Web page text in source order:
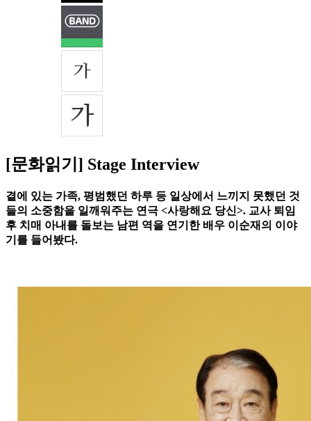
[문화읽기] Stage Interview
곁에 있는 가족, 평범했던 하루 등 일상에서 느끼지 못했던 것
들의 소중함을 일깨워주는 연극 <사랑해요 당신>. 교사 퇴임
후 치매 아내를 돌보는 남편 역을 연기한 배우 이순재의 이야
기를 들어봤다.